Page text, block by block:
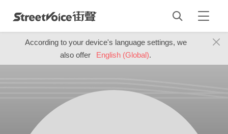
According to your device's language settings, we
also offer
English (Global).